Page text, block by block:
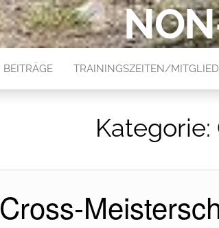
BEITRÄGE TRAININGSZEITEN/
Kategorie:
Cross-